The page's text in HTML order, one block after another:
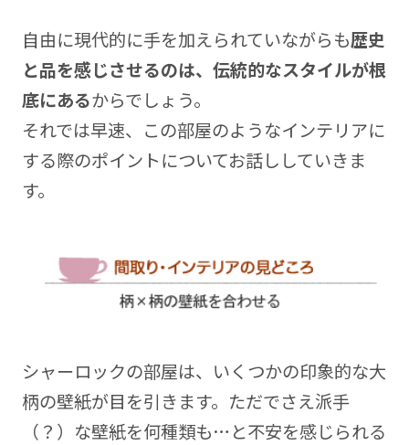
自由に現代的に手を加えられていながらも歴史
と品を感じさせるのは、伝統的なスタイルが根
底にあるからでしょう。
それでは早速、この部屋のようなインテリアに
する際のポイントについてお話ししていきま
す。
シャーロックの部屋は、いくつかの印象的な大
柄の壁紙が目を引きます。ただでさえ派手
（？）な壁紙を何種類も…と不安を感じられる